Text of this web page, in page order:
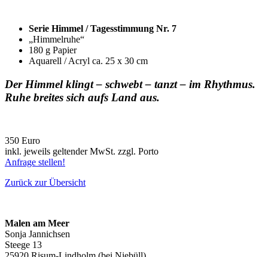
Serie Himmel / Tagesstimmung Nr. 7
„Himmelruhe“
180 g Papier
Aquarell / Acryl ca. 25 x 30 cm
Der Himmel klingt – schwebt – tanzt – im Rhythmus.
Ruhe breites sich aufs Land aus.
350 Euro
inkl. jeweils geltender MwSt. zzgl. Porto
Anfrage stellen!
Zurück zur Übersicht
Malen am Meer
Sonja Jannichsen
Steege 13